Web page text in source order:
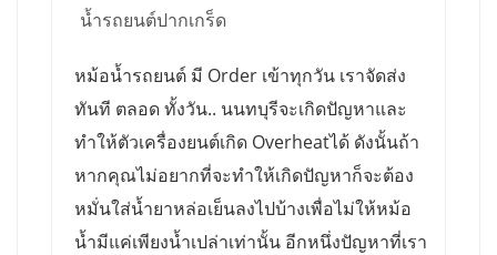
น้ำรถยนต์ปากเกร็ด
หม้อน้ำรถยนต์ มี Order เข้าทุกวัน เราจัดส่ง
ทันที ตลอด ทั้งวัน.. นนทบุรีจะเกิดปัญหาและ
ทำให้ตัวเครื่องยนต์เกิด Overheatได้ ดังนั้นถ้า
หากคุณไม่อยากที่จะทำให้เกิดปัญหาก็จะต้อง
หมั่นใส่น้ำยาหล่อเย็นลงไปบ้างเพื่อไม่ให้หม้อ
น้ำมีแค่เพียงน้ำเปล่าเท่านั้น อีกหนึ่งปัญหาที่เรา